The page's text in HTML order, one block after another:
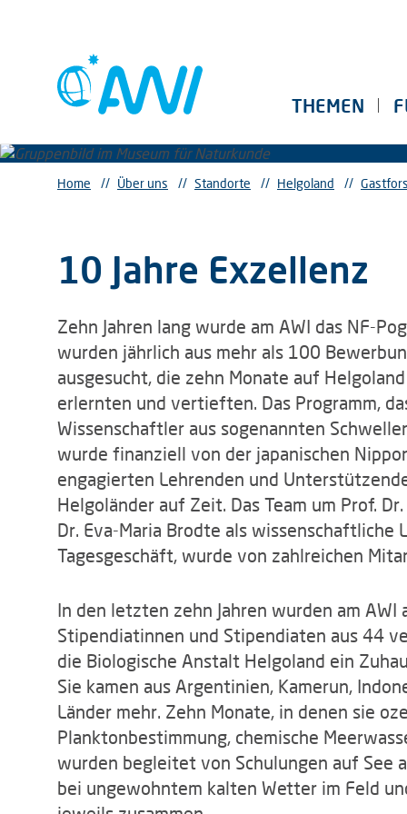
THEMEN
Home // Über uns // Standorte // Helgoland //
10 Jahre Exzellenz
Zehn Jahren lang wurde am AWI das NF-
wurden jährlich aus mehr als 100
ausgesucht, die zehn Monate auf
erlernten und vertieften. Das Programm,
Wissenschaftler aus sogenannten
wurde finanziell von der japanischen
engagierten Lehrenden und
Helgoländer auf Zeit. Das Team um Prof.
Dr. Eva-Maria Brodte als wissenschaftliche
Tagesgeschäft, wurde von zahlreichen
In den letzten zehn Jahren wurden am
Stipendiatinnen und Stipendiaten aus 44
die Biologische Anstalt Helgoland ein
Sie kamen aus Argentinien, Kamerun,
Länder mehr. Zehn Monate, in denen sie
Planktonbestimmung, chemische
wurden begleitet von Schulungen auf See
bei ungewohntem kalten Wetter im Feld